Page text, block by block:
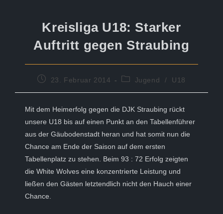
Kreisliga U18: Starker
Auftritt gegen Straubing
Beitrag23. Februar 2014
Beitrags-
Jugend / U18
Mit dem Heimerfolg gegen die DJK Straubing rückt
unsere U18 bis auf einen Punkt an den Tabellenführer
aus der Gäubodenstadt heran und hat somit nun die
Chance am Ende der Saison auf dem ersten
Tabellenplatz zu stehen. Beim 93 : 72 Erfolg zeigten
die White Wolves eine konzentrierte Leistung und
ließen den Gästen letztendlich nicht den Hauch einer
Chance.